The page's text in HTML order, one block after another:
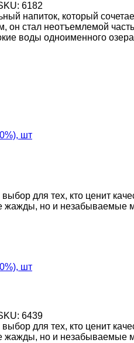
6182
напиток, который
стал неотъемлемой
воды одноименного
шт
для тех, кто ценит
жажды, но и незабываемые
шт
6439
для тех, кто ценит
жажды, но и незабываемые